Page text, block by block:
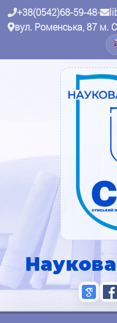
+38(0542)68-59-48•
вул. Роменська, 87 м.
Наукова